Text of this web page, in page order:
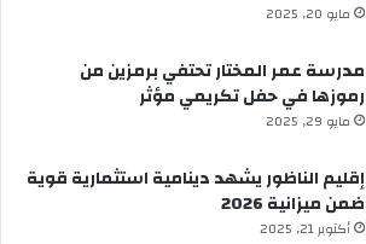
مايو 20, 2025
مدرسة عمر المختار تحتفي برمزين من
رموزها في حفل تكريمي مؤثر
مايو 29, 2025
إقليم الناظور يشهد دينامية استثمارية قوية
ضمن ميزانية 2026
أكتوبر 21, 2025